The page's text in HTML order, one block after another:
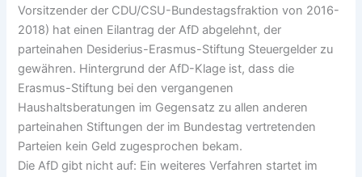
Vorsitzender der CDU/CSU-Bundestagsfraktion von 2016-
2018) hat einen Eilantrag der AfD abgelehnt, der
parteinahen Desiderius-Erasmus-Stiftung Steuergelder zu
gewähren. Hintergrund der AfD-Klage ist, dass die
Erasmus-Stiftung bei den vergangenen
Haushaltsberatungen im Gegensatz zu allen anderen
parteinahen Stiftungen der im Bundestag vertretenden
Parteien kein Geld zugesprochen bekam.
Die AfD gibt nicht auf: Ein weiteres Verfahren startet im